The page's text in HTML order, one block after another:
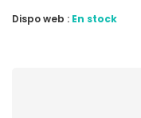
Dispo web : En stock